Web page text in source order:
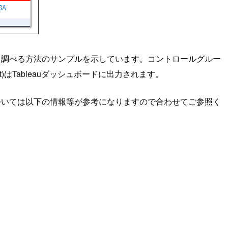
べる方法のサンプルを示しています。コントロールグルー
Tableauダッシュボードに出力されます。
ては以下の情報等が参考になりますので合わせてご参照く